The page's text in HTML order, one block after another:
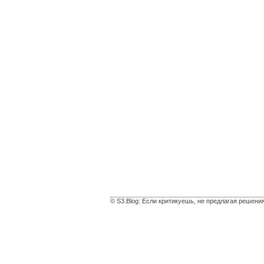
© S3.Blog: Если критикуешь, не предлагая